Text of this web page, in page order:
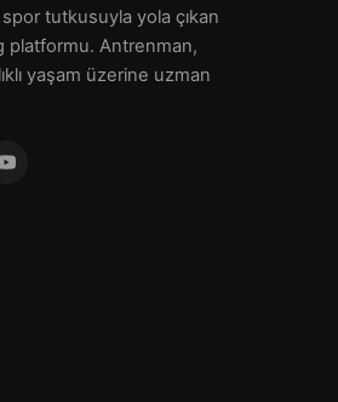
tutkusuyla yola çıkan
platformu. Antrenman,
yaşam üzerine uzman